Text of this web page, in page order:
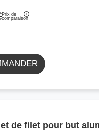
Prix de
comparaison
de filet pour but